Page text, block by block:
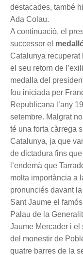
destacades, també
Ada Colau.
A continuació, el
successor el
Catalunya recuperat
el seu retorn de
medalla del
fou iniciada per
Republicana l’any
setembre. Malgrat
té una forta càrrega
Catalunya, ja que
de dictadura fins
l’endemà que
molta importància a
pronunciés davant
Sant Jaume el
Palau de la
Jaume Mercader i el
del monestir de
quatre barres de la